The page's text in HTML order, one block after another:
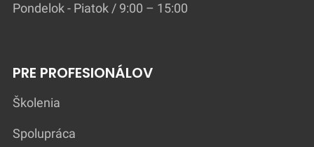
Pondelok - Piatok / 9:00 – 15:00
PRE PROFESIONÁLOV
Školenia
Spolupráca